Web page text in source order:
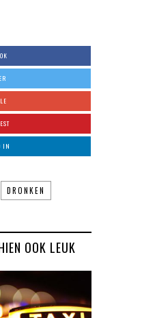
IN
DRONKEN
OOK LEUK